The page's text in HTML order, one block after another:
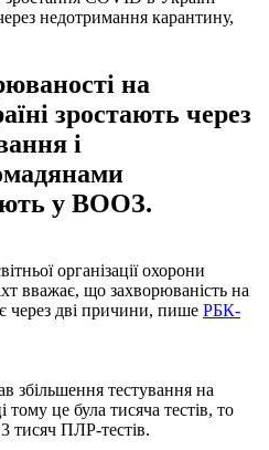
недотримання карантину,
на
зростають через
і
у ВООЗ.
організації охорони
вважає, що захворюваність на
через дві причини, пише РБК-
тестування на
це була тисяча тестів, то
тисяч ПЛР-тестів.